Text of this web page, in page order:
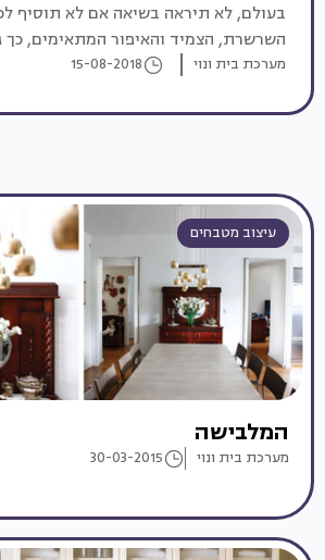
בעולם, לא תיראה בשיאה אם לא תוסיף
השרשרת, הצמיד והאיפור המתאימים, כך
רק השילוב של כל האלמנטים המרכיבים
שנקרא הום סטיילינג.
מערכת בית ונוי 15-08-2018
עיצוב מטבחים
המלבישה
מערכת בית ונוי 30-03-2015